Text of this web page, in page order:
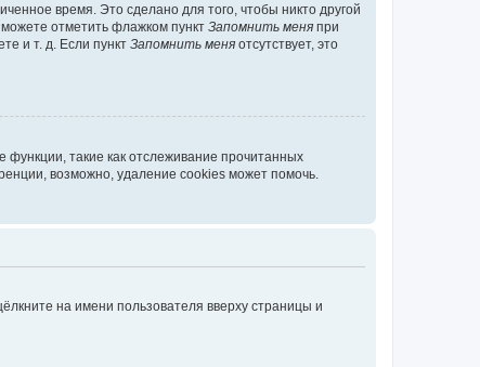
время. Это сделано для того, чтобы никто другой
отметить флажком пункт Запомнить меня при
и т. д. Если пункт Запомнить меня отсутствует, это
такие как отслеживание прочитанных
возможно, удаление cookies может помочь.
на имени пользователя вверху страницы и